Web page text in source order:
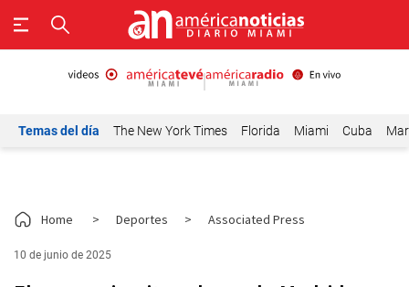
Temas del día The New York Times Florida Miami Cuba
Home > Deportes > Associated Press
10 de junio de 2025